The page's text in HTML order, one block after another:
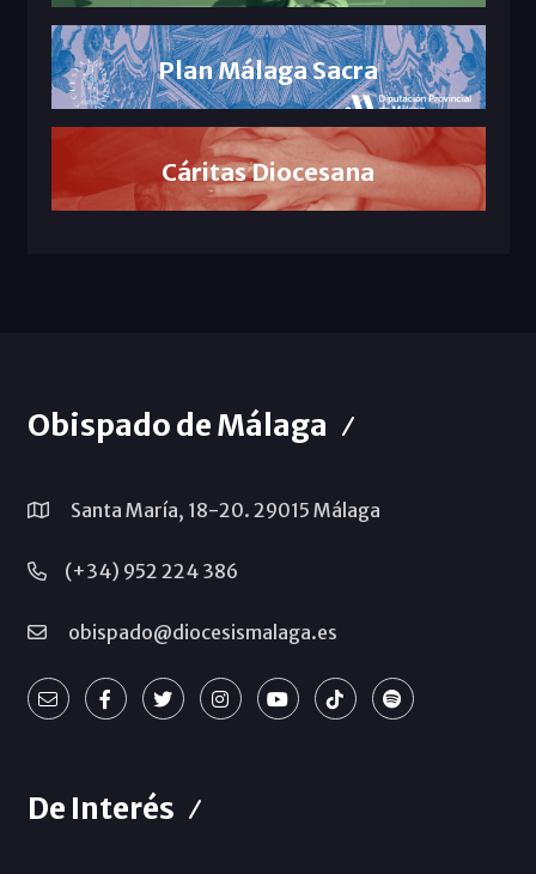
Plan Málaga Sacra
Cáritas Diocesana
Obispado de Málaga
Santa María, 18-20. 29015 Málaga
(+34) 952 224 386
obispado@diocesismalaga.es
De Interés